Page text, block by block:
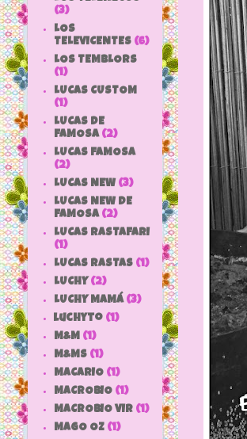
(3)
LOS
TELEVICENTES (6)
LOS TEMBLORS
(1)
LUCAS CUSTOM
(1)
LUCAS DE
FAMOSA (2)
LUCAS FAMOSA
(2)
LUCAS NEW (3)
LUCAS NEW DE
FAMOSA (2)
LUCAS RASTAFARI
(1)
LUCAS RASTAS (1)
LUCHY (2)
LUCHY MAMÁ (3)
luchyto (1)
M&M (1)
M&MS (1)
MACARIO (1)
MACROBIO (1)
MACROBIO VIR (1)
MAGO OZ (1)